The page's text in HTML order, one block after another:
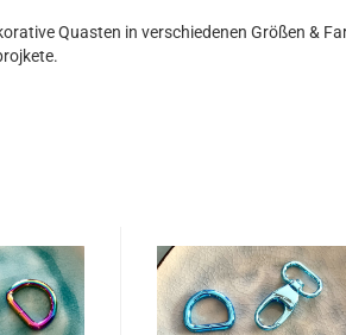
Quasten in verschiedenen Größen &